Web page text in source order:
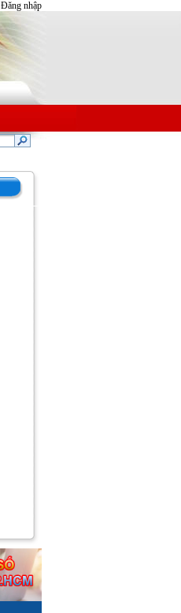
Đăng nhập